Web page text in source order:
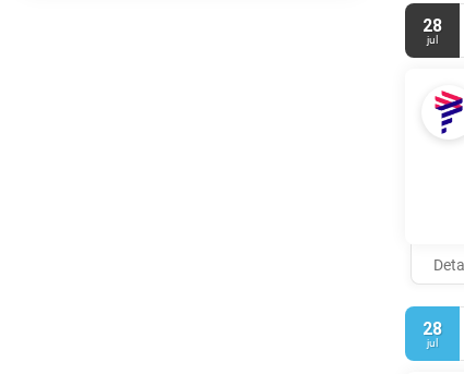
28
jul
28
jul